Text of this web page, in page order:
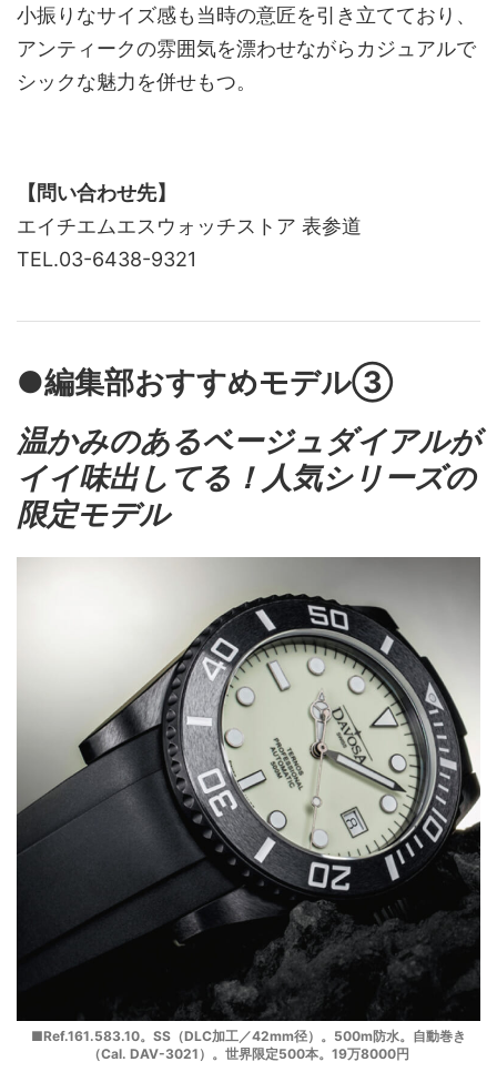
小振りなサイズ感も当時の意匠を引き立てており、
アンティークの雰囲気を漂わせながらカジュアルで
シックな魅力を併せもつ。
【問い合わせ先】
エイチエムエスウォッチストア 表参道
TEL.03-6438-9321
●編集部おすすめモデル③
温かみのあるベージュダイアルが
イイ味出してる！人気シリーズの
限定モデル
■Ref.161.583.10。SS（DLC加工／42mm径）。500m防水。自動巻き
（Cal. DAV-3021）。世界限定500本。19万8000円